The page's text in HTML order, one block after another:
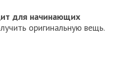
для начинающих
оригинальную вещь.